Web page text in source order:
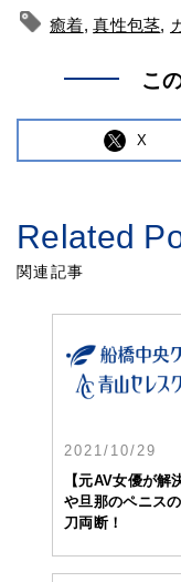
癒着,真性包茎,
こ
X
Related
関連記事
2021/10/29
【元AV女優が解
や旦那のペニス
刀両断！